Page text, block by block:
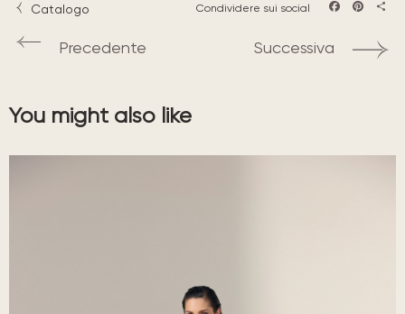
Catalogo Condividere sui social
Precedente Successiva
You might also like